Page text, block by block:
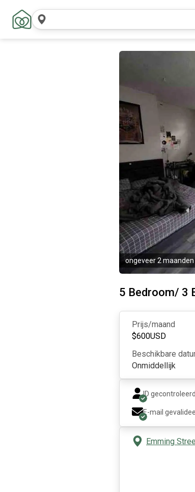
Zoek
ongeveer 2
5 Bedroom/ 3
Prijs/maand
$600USD
Beschikbare
Onmiddellijk
ID gecontroleerd
E-mail
Emming